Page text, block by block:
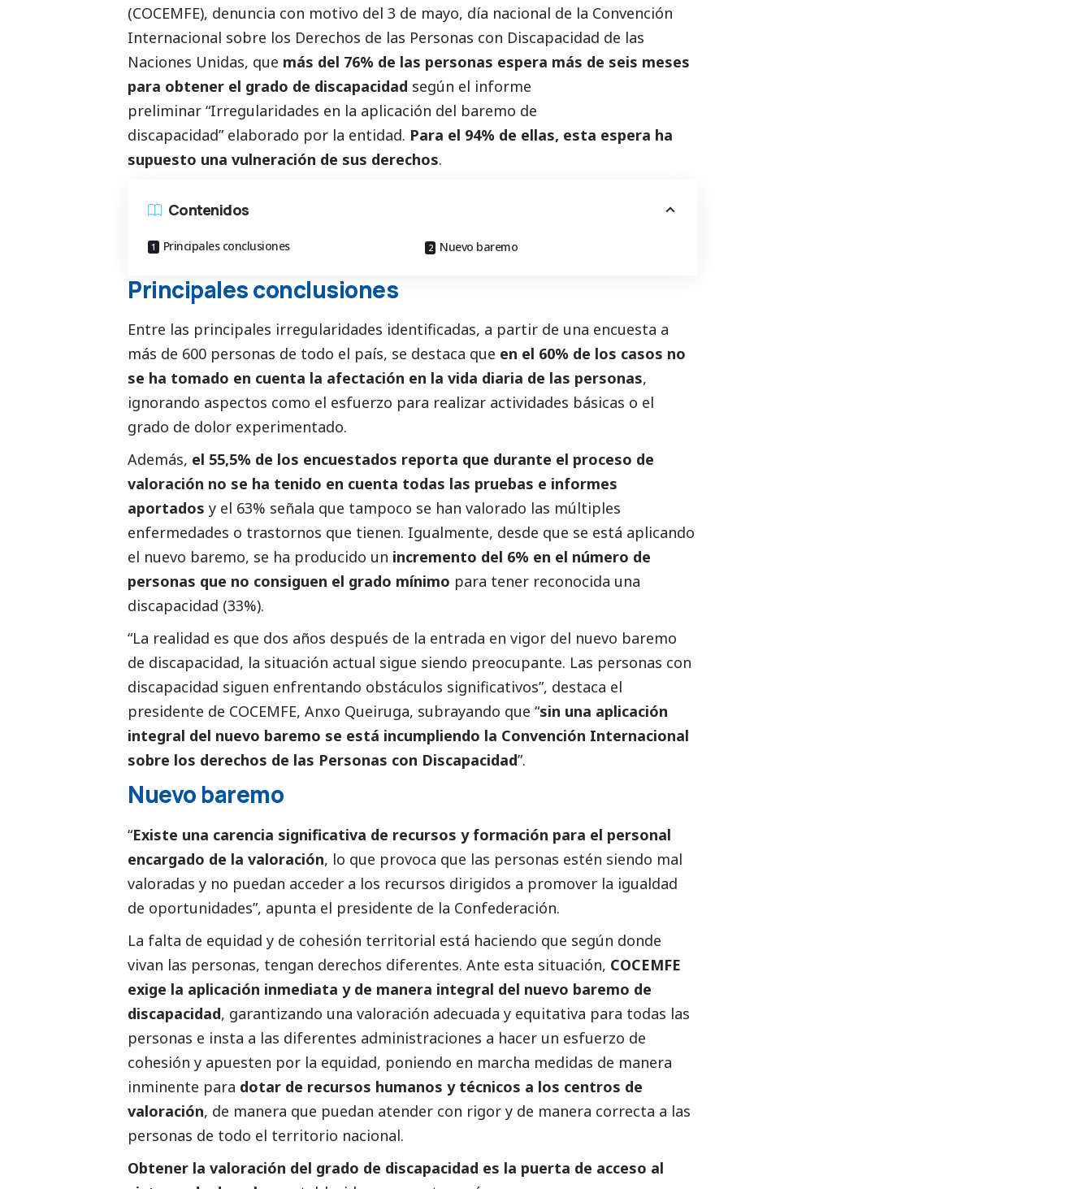
(COCEMFE), denuncia con motivo del 3 de mayo, día nacional de la Convención
Internacional sobre los Derechos de las Personas con Discapacidad de las
Naciones Unidas, que más del 76% de las personas espera más de seis meses
para obtener el grado de discapacidad según el informe
preliminar “Irregularidades en la aplicación del baremo de
discapacidad”elaborado por la entidad. Para el 94% de ellas, esta espera ha
supuesto una vulneración de sus derechos.
Contenidos
Principales conclusiones Nuevo baremo
Principales conclusiones
Entre las principales irregularidades identificadas, a partir de una encuesta a
más de 600 personas de todo el país, se destaca que en el 60% de los casos no
se ha tomado en cuenta la afectación en la vida diaria de las personas,
ignorando aspectos como el esfuerzo para realizar actividades básicas o el
grado de dolor experimentado.
Además, el 55,5% de los encuestados reporta que durante el proceso de
valoración no se ha tenido en cuenta todas las pruebas e informes
aportados y el 63% señala que tampoco se han valorado las múltiples
enfermedades o trastornos que tienen. Igualmente, desde que se está aplicando
el nuevo baremo, se ha producido un incremento del 6% en el número de
personas que no consiguen el grado mínimo para tener reconocida una
discapacidad (33%).
“La realidad es que dos años después de la entrada en vigor del nuevo baremo
de discapacidad, la situación actual sigue siendo preocupante. Las personas con
discapacidad siguen enfrentando obstáculos significativos”, destaca el
presidente de COCEMFE, Anxo Queiruga, subrayando que “sin una aplicación
integral del nuevo baremo se está incumpliendo la Convención Internacional
sobre los derechos de las Personas con Discapacidad”.
Nuevo baremo
“Existe una carencia significativa de recursos y formación para el personal
encargado de la valoración, lo que provoca que las personas estén siendo mal
valoradas y no puedan acceder a los recursos dirigidos a promover la igualdad
de oportunidades”, apunta el presidente de la Confederación.
La falta de equidad y de cohesión territorial está haciendo que según donde
vivan las personas, tengan derechos diferentes. Ante esta situación, COCEMFE
exige la aplicación inmediata y de manera integral del nuevo baremo de
discapacidad, garantizando una valoración adecuada y equitativa para todas las
personas e insta a las diferentes administraciones a hacer un esfuerzo de
cohesión y apuesten por la equidad, poniendo en marcha medidas de manera
inminente para dotar de recursos humanos y técnicos a los centros de
valoración, de manera que puedan atender con rigor y de manera correcta a las
personas de todo el territorio nacional.
Obtener la valoración del grado de discapacidad es la puerta de acceso al